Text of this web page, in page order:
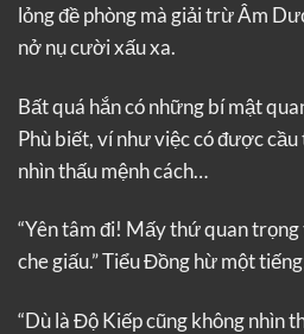
lỏng đề phòng mà giải trừ Âm
nở nụ cười xấu xa.
Bất quá hắn có những bí mật
Phù biết, ví như việc có được
nhìn thấu mệnh cách…
“Yên tâm đi! Mấy thứ quan
che giấu.” Tiểu Đồng hừ một
“Dù là Độ Kiếp cũng không nhìn